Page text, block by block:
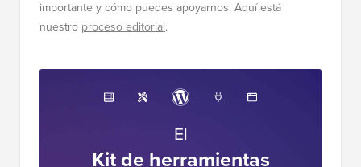
importante y cómo puedes apoyarnos. Aquí está
nuestro proceso editorial.
El
Kit de herramientas